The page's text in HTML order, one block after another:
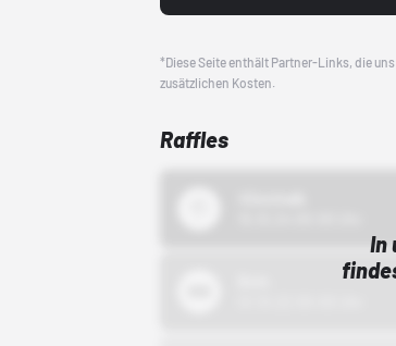
*Diese Seite enthält Partner-Links, die
zusätzlichen Kosten.
Raffles
In